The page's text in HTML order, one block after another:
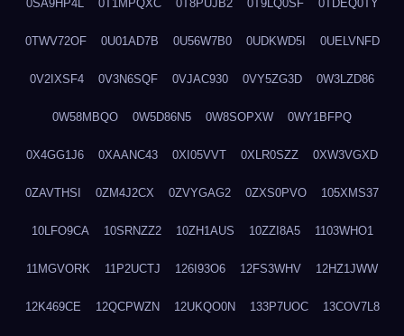
0SA9HP4L 0T1MPQXC 0T8PUJB2 0T9LQ0SF 0TDEQ0TY
0TWV72OF 0U01AD7B 0U56W7B0 0UDKWD5I 0UELVNFD
0V2IXSF4 0V3N6SQF 0VJAC930 0VY5ZG3D 0W3LZD86
0W58MBQO 0W5D86N5 0W8SOPXW 0WY1BFPQ
0X4GG1J6 0XAANC43 0XI05VVT 0XLR0SZZ 0XW3VGXD
0ZAVTHSI 0ZM4J2CX 0ZVYGAG2 0ZXS0PVO 105XMS37
10LFO9CA 10SRNZZ2 10ZH1AUS 10ZZI8A5 1103WHO1
11MGVORK 11P2UCTJ 126I93O6 12FS3WHV 12HZ1JWW
12K469CE 12QCPWZN 12UKQO0N 133P7UOC 13COV7L8